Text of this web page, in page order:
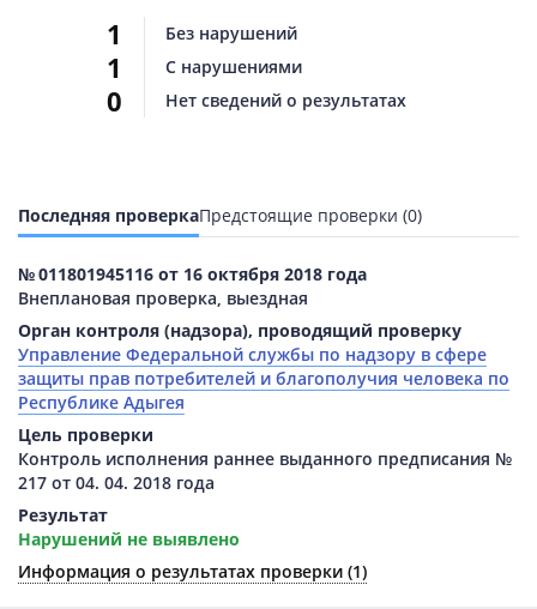
1
1
0
Без нарушений
С нарушениями
Нет сведений о результатах
Последняя проверкаПредстоящие проверки (0)
№ 011801945116 от 16 октября 2018 года
Внеплановая проверка, выездная
Орган контроля (надзора), проводящий проверку
Управление Федеральной службы по надзору в сфере
защиты прав потребителей и благополучия человека по
Республике Адыгея
Цель проверки
Контроль исполнения раннее выданного предписания №
217 от 04. 04. 2018 года
Результат
Нарушений не выявлено
Информация о результатах проверки (1)